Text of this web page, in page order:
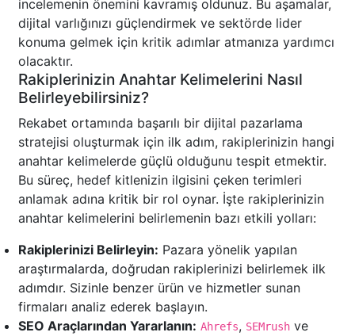
incelemenin önemini kavramış oldunuz. Bu aşamalar,
dijital varlığınızı güçlendirmek ve sektörde lider
konuma gelmek için kritik adımlar atmanıza yardımcı
olacaktır.
Rakiplerinizin Anahtar Kelimelerini Nasıl
Belirleyebilirsiniz?
Rekabet ortamında başarılı bir dijital pazarlama
stratejisi oluşturmak için ilk adım, rakiplerinizin hangi
anahtar kelimelerde güçlü olduğunu tespit etmektir.
Bu süreç, hedef kitlenizin ilgisini çeken terimleri
anlamak adına kritik bir rol oynar. İşte rakiplerinizin
anahtar kelimelerini belirlemenin bazı etkili yolları:
Rakiplerinizi Belirleyin: Pazara yönelik yapılan
araştırmalarda, doğrudan rakiplerinizi belirlemek ilk
adımdır. Sizinle benzer ürün ve hizmetler sunan
firmaları analiz ederek başlayın.
SEO Araçlarından Yararlanın: Ahrefs, SEMrush ve